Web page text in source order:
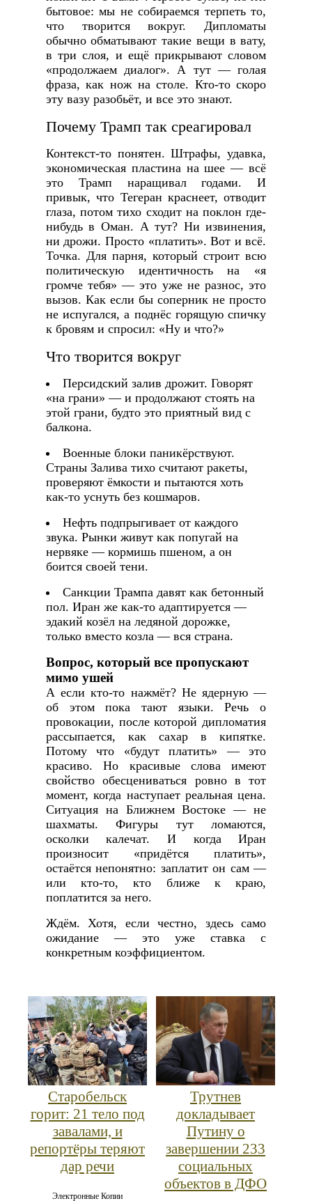
бытовое: мы не собираемся терпеть то,
что творится вокруг. Дипломаты
обычно обматывают такие вещи в вату,
в три слоя, и ещё прикрывают словом
«продолжаем диалог». А тут — голая
фраза, как нож на столе. Кто-то скоро
эту вазу разобьёт, и все это знают.
Почему Трамп так среагировал
Контекст-то понятен. Штрафы, удавка,
экономическая пластина на шее — всё
это Трамп наращивал годами. И
привык, что Тегеран краснеет, отводит
глаза, потом тихо сходит на поклон где-
нибудь в Оман. А тут? Ни извинения,
ни дрожи. Просто «платить». Вот и всё.
Точка. Для парня, который строит всю
политическую идентичность на «я
громче тебя» — это уже не разнос, это
вызов. Как если бы соперник не просто
не испугался, а поднёс горящую спичку
к бровям и спросил: «Ну и что?»
Что творится вокруг
Персидский залив дрожит. Говорят
«на грани» — и продолжают стоять на
этой грани, будто это приятный вид с
балкона.
Военные блоки паникёрствуют.
Страны Залива тихо считают ракеты,
проверяют ёмкости и пытаются хоть
как-то уснуть без кошмаров.
Нефть подпрыгивает от каждого
звука. Рынки живут как попугай на
нервяке — кормишь пшеном, а он
боится своей тени.
Санкции Трампа давят как бетонный
пол. Иран же как-то адаптируется —
эдакий козёл на ледяной дорожке,
только вместо козла — вся страна.
Вопрос, который все пропускают
мимо ушей
А если кто-то нажмёт? Не ядерную —
об этом пока тают языки. Речь о
провокации, после которой дипломатия
рассыпается, как сахар в кипятке.
Потому что «будут платить» — это
красиво. Но красивые слова имеют
свойство обесцениваться ровно в тот
момент, когда наступает реальная цена.
Ситуация на Ближнем Востоке — не
шахматы. Фигуры тут ломаются,
осколки калечат. И когда Иран
произносит «придётся платить»,
остаётся непонятно: заплатит он сам —
или кто-то, кто ближе к краю,
поплатится за него.
Ждём. Хотя, если честно, здесь само
ожидание — это уже ставка с
конкретным коэффициентом.
Старобельск
горит: 21 тело под
завалами, и
репортёры теряют
дар речи
Электронные Копии
Трутнев
докладывает
Путину о
завершении 233
социальных
объектов в ДФО